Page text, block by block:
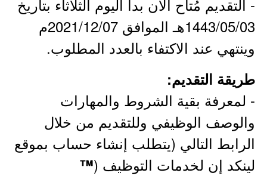
- التقديم مُتاح الآن بدأ اليوم الثلاثاء بتاريخ
1443/05/03هـ الموافق 2021/12/07م
وينتهي عند الاكتفاء بالعدد المطلوب.
طريقة التقديم:
- لمعرفة بقية الشروط والمهارات
والوصف الوظيفي وللتقديم من خلال
الرابط التالي (يتطلب إنشاء حساب بموقع
لينكد إن لخدمات التوظيف (™